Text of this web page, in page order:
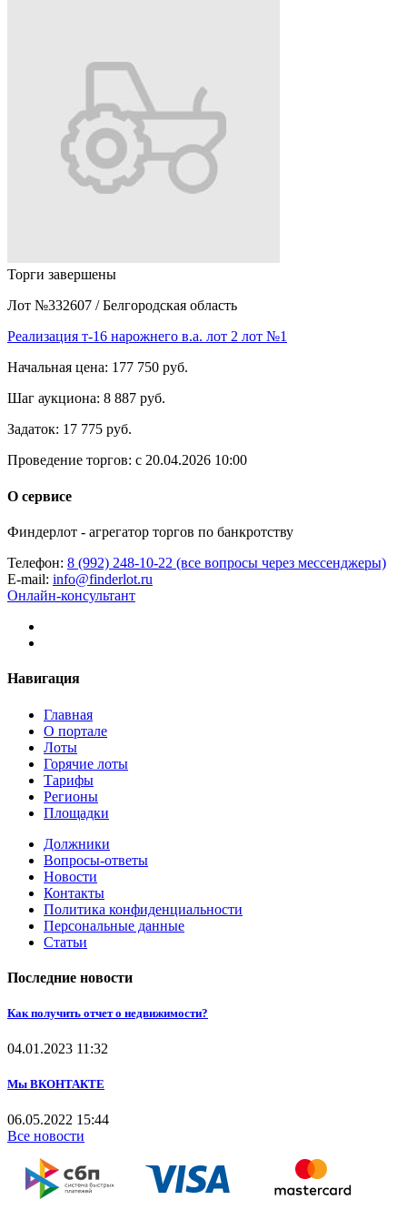
Торги завершены
Лот №332607 / Белгородская область
Реализация т-16 нарожнего в.а. лот 2 лот №1
Начальная цена: 177 750 руб.
Шаг аукциона: 8 887 руб.
Задаток: 17 775 руб.
Проведение торгов: с 20.04.2026 10:00
О сервисе
Финдерлот - агрегатор торгов по банкротству
Телефон: 8 (992) 248-10-22 (все вопросы через мессенджеры)
E-mail: info@finderlot.ru
Онлайн-консультант
Навигация
Главная
О портале
Лоты
Горячие лоты
Тарифы
Регионы
Площадки
Должники
Вопросы-ответы
Новости
Контакты
Политика конфиденциальности
Персональные данные
Статьи
Последние новости
Как получить отчет о недвижимости?
04.01.2023 11:32
Мы ВКОНТАКТЕ
06.05.2022 15:44
Все новости